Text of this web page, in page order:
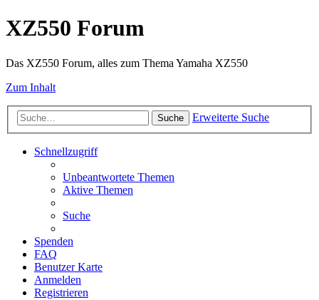
XZ550 Forum
Das XZ550 Forum, alles zum Thema Yamaha XZ550
Zum Inhalt
Suche Erweiterte Suche
Schnellzugriff
Unbeantwortete Themen
Aktive Themen
Suche
Spenden
FAQ
Benutzer Karte
Anmelden
Registrieren